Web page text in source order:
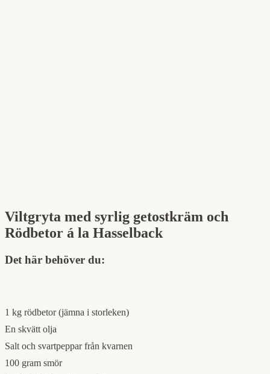
Viltgryta med syrlig getostkräm och
Rödbetor á la Hasselback
Det här behöver du:
1 kg rödbetor (jämna i storleken)
En skvätt olja
Salt och svartpeppar från kvarnen
100 gram smör